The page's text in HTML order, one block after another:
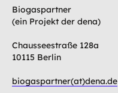
Biogaspartner
(ein Projekt der dena)
Chausseestraße 128a
10115 Berlin
biogaspartner(at)dena.de